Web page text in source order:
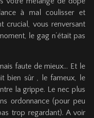
à mal coulisser et
crucial, vous renversant
le gag n’était pas
faute de mieux… Et le
bien sûr , le fameux, le
la grippe. Le nec plus
ordonnance (pour peu
trop regardant). A voir